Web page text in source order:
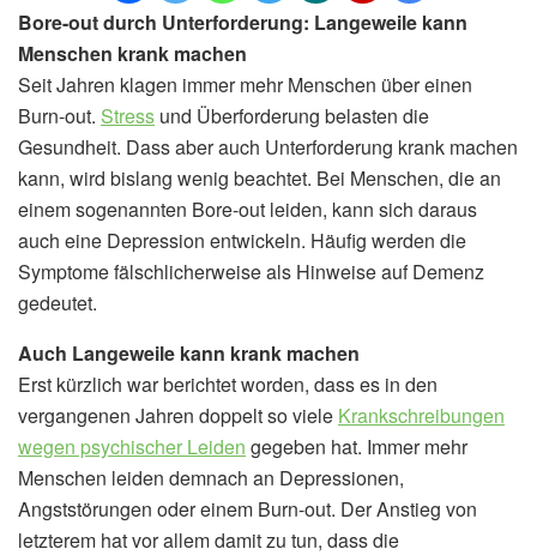
Bore-out durch Unterforderung: Langeweile kann
Menschen krank machen
Seit Jahren klagen immer mehr Menschen über einen
Burn-out. Stress und Überforderung belasten die
Gesundheit. Dass aber auch Unterforderung krank machen
kann, wird bislang wenig beachtet. Bei Menschen, die an
einem sogenannten Bore-out leiden, kann sich daraus
auch eine Depression entwickeln. Häufig werden die
Symptome fälschlicherweise als Hinweise auf Demenz
gedeutet.
Auch Langeweile kann krank machen
Erst kürzlich war berichtet worden, dass es in den
vergangenen Jahren doppelt so viele Krankschreibungen
wegen psychischer Leiden gegeben hat. Immer mehr
Menschen leiden demnach an Depressionen,
Angststörungen oder einem Burn-out. Der Anstieg von
letzterem hat vor allem damit zu tun, dass die